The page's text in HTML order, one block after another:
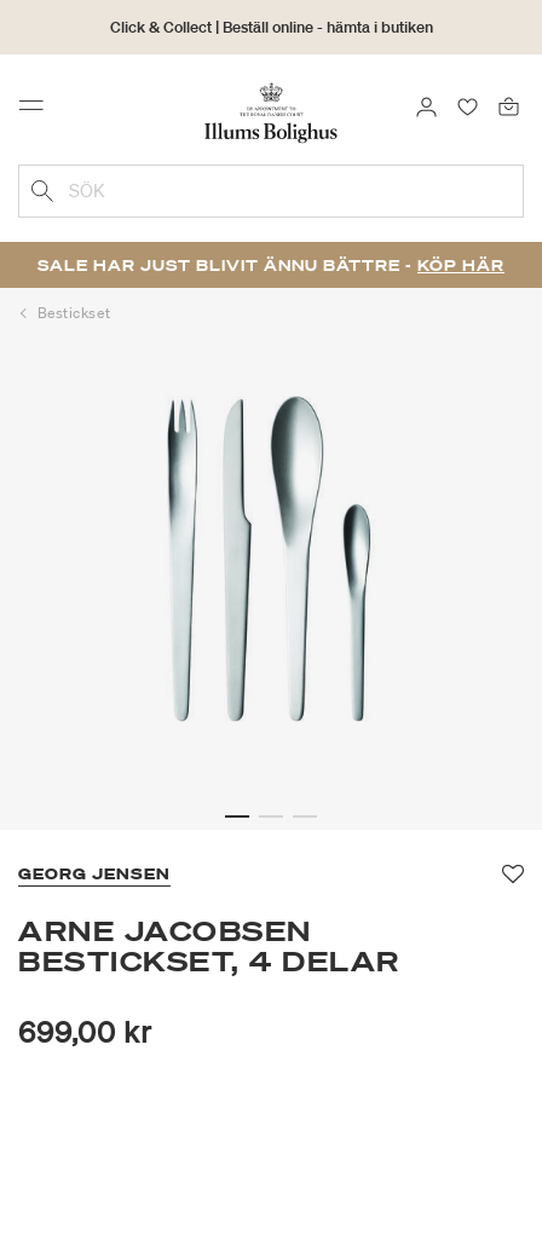
Click & Collect | Beställ online - hämta i butiken
30 dagars returrätt
Menu LOGGA IN
SÖK
SALE HAR JUST BLIVIT ÄNNU BÄTTRE - KÖP HÄR
Bestickset
GEORG JENSEN
ARNE JACOBSEN
BESTICKSET, 4 DELAR
699,00 kr